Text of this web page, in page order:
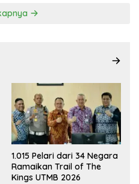
1.015 Pelari dari 34 Negara
Ramaikan Trail of The
Kings UTMB 2026